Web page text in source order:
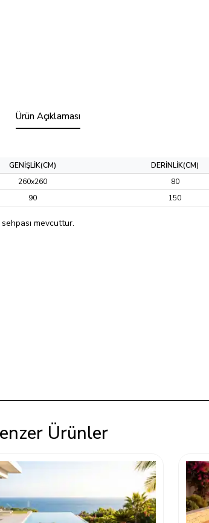
Ürün Açıklaması
GENİŞLİK(CM) DERİNLİK(CM)
260x260 80
90 150
mevcuttur.
Ürünler